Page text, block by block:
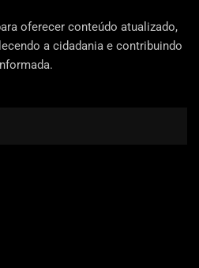
oferecer conteúdo atualizado,
a cidadania e contribuindo